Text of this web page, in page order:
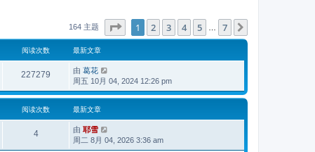
164 主题 分页： 1 7
1 2 3 4 5 7
阅读次数 最新文章
227279 由 葛花
周五 10月 04, 2024 12:26 pm
阅读次数 最新文章
4 由 耶雪
周二 8月 04, 2026 3:36 am